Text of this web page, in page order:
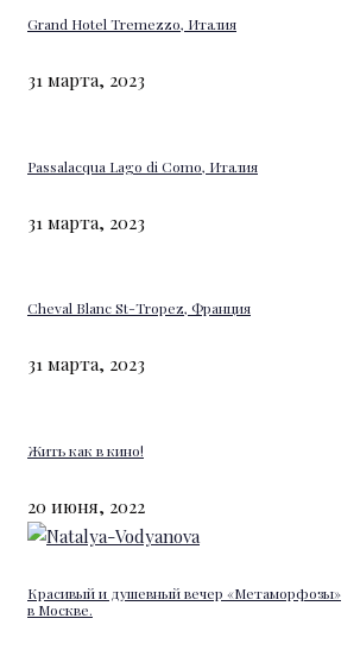
Grand Hotel Tremezzo, Италия
31 марта, 2023
Passalacqua Lago di Como, Италия
31 марта, 2023
Cheval Blanc St-Tropez, Франция
31 марта, 2023
Жить как в кино!
20 июня, 2022
Красивый и душевный вечер «Метаморфозы»
в Москве.